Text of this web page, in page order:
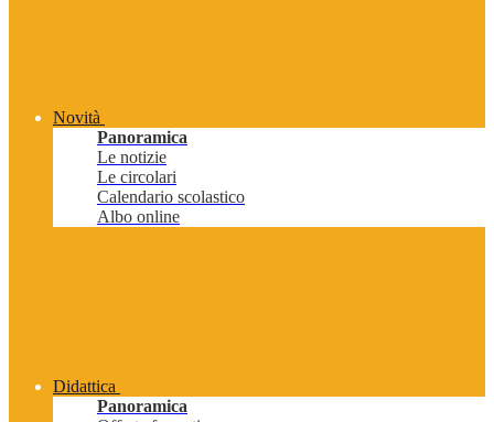
Novità
Panoramica
Le notizie
Le circolari
Calendario scolastico
Albo online
Didattica
Panoramica